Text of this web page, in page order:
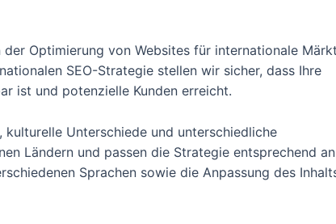
Optimierung von Websites für internationale
SEO-Strategie stellen wir sicher, dass Ihre
ist und potenzielle Kunden erreicht.
Unterschiede und unterschiedliche
Ländern und passen die Strategie entsprechend
Sprachen sowie die Anpassung des